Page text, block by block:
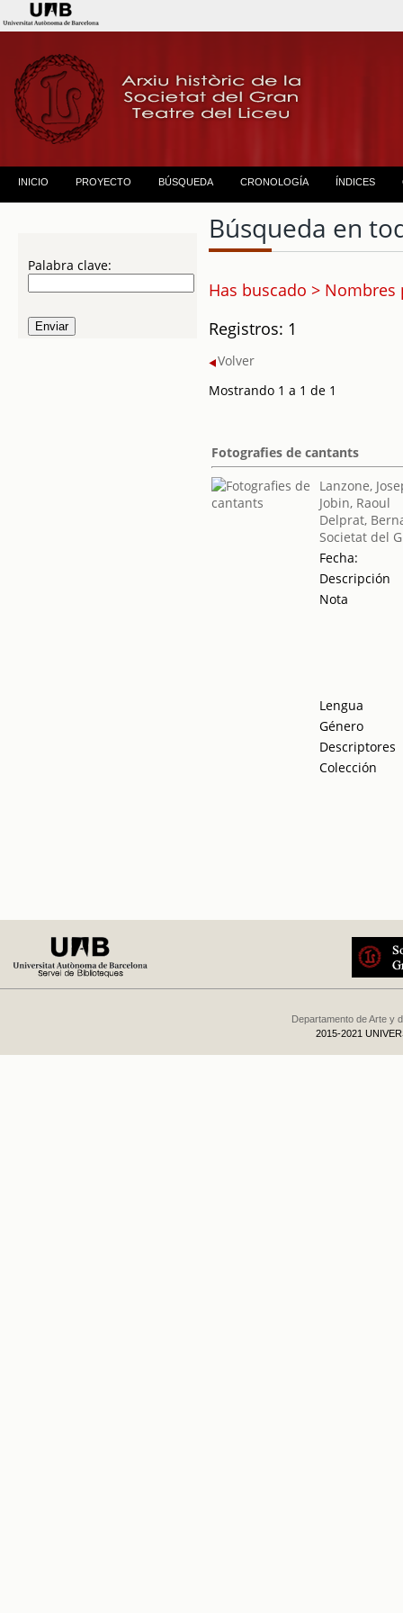
INICIO PROYECTO BÚSQUEDA CRONOLOGÍA ÍNDICES
Palabra clave:
Búsqueda en
Has buscado >
Registros: 1
Volver
Mostrando 1 a 1 de 1
Fotografies de cantants
Lanzone,
Jobin, Raoul
Delprat,
Societat del
Fecha:
Descripción
Nota
Lengua
Género
Descriptores
Colección
Departamento de Arte y
2015-2021